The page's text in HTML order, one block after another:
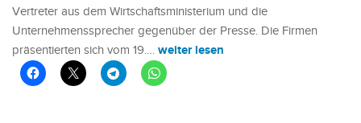
Vertreter aus dem Wirtschaftsministerium und die
Unternehmenssprecher gegenüber der Presse. Die Firmen
präsentierten sich vom 19.… weiter lesen